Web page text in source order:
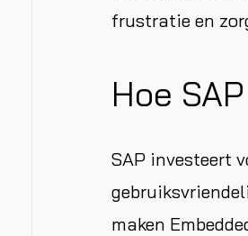
frustratie en
Hoe
SAP investeert
maken